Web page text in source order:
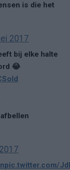
is die het
2017
bij elke halte
😂
pic.twitter.com/